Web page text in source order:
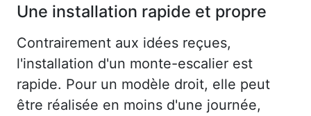
Une installation rapide et propre
Contrairement aux idées reçues,
l'installation d'un monte-escalier est
rapide. Pour un modèle droit, elle peut
être réalisée en moins d'une journée,